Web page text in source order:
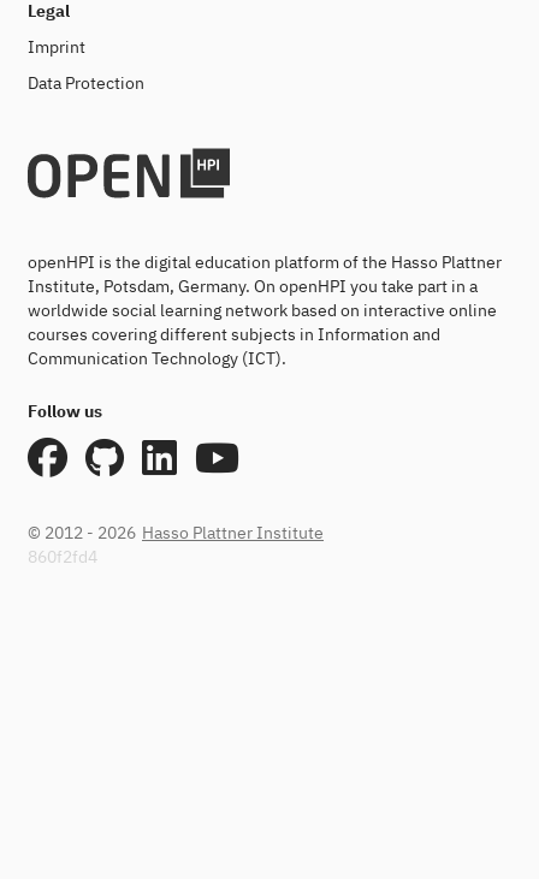
Legal
Imprint
Data Protection
openHPI is the digital education platform of the Hasso Plattner
Institute, Potsdam, Germany. On openHPI you take part in a
worldwide social learning network based on interactive online
courses covering different subjects in Information and
Communication Technology (ICT).
Follow us
© 2012 - 2026 Hasso Plattner Institute
860f2fd4